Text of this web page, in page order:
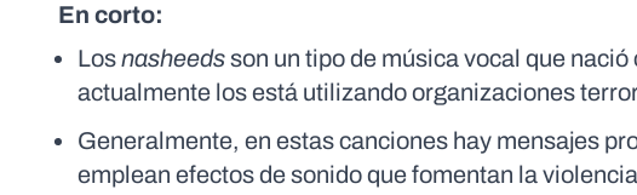
En corto:
Losnasheedsson un tipo de música vocal que
actualmente los está utilizando organizaciones
Generalmente, en estas canciones hay mensajes
emplean efectos de sonido que fomentan la